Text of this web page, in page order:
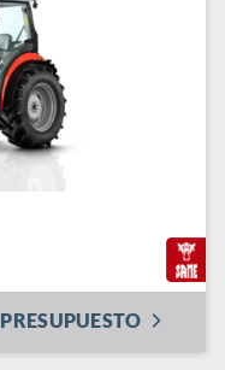
PRESUPUESTO